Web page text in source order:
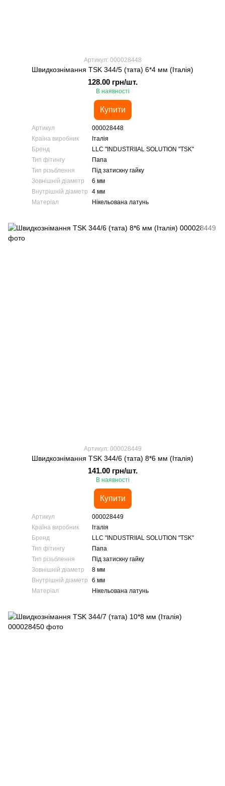
Артикул: 000028448
Швидкознімання TSK 344/5 (тата) 6*4 мм (Італія)
128.00 грн/шт.
В наявності
Купити
Артикул
000028448
Країна виробник
Італія
Бренд
LLC "INDUSTRIIAL SOLUTION "TSK"
Тип фітингу
Папа
Тип різьблення
Під затискну гайку
Зовнішній діаметр
6 мм
Внутрішній діаметр
4 мм
Матеріал
Нікельована латунь
Артикул: 000028449
Швидкознімання TSK 344/6 (тата) 8*6 мм (Італія)
141.00 грн/шт.
В наявності
Купити
Артикул
000028449
Країна виробник
Італія
Бренд
LLC "INDUSTRIIAL SOLUTION "TSK"
Тип фітингу
Папа
Тип різьблення
Під затискну гайку
Зовнішній діаметр
8 мм
Внутрішній діаметр
6 мм
Матеріал
Нікельована латунь